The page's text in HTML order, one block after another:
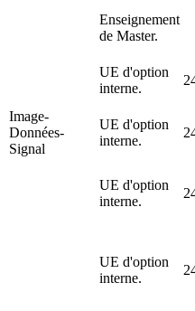
Enseignement
de Master.
UE d'option
interne.
Image-
Données-
Signal
UE d'option
interne.
UE d'option
interne.
UE d'option
interne.